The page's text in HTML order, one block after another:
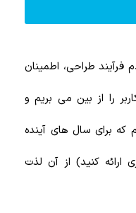
طراحی، اطمینان
را از بین می بریم و
برای سال های آینده
ارائه کنید) از آن لذت